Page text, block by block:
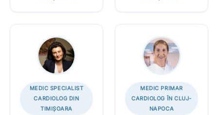
MEDIC SPECIALIST
CARDIOLOG DIN
TIMIȘOARA
MEDIC PRIMAR
CARDIOLOG ÎN CLUJ-
NAPOCA